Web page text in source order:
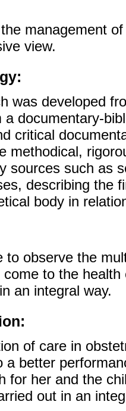
management
view.
was developed
a documentary-
critical
methodical,
sources such as
describing the
body in
to observe the
to the
an integral way.
of care in
a better
for her and the
out in an